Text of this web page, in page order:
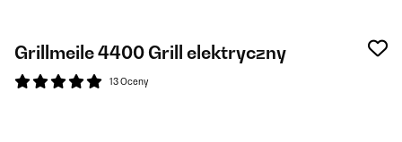
Grillmeile 4400 Grill elektryczny
13 Oceny